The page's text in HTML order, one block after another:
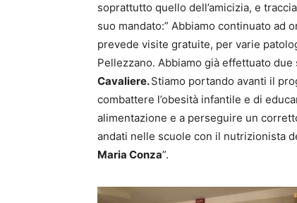
soprattutto quello dell’amicizia, e
suo mandato:” Abbiamo continuato ad
prevede visite gratuite, per varie
Pellezzano. Abbiamo già effettuato
Cavaliere.Stiamo portando avanti il
combattere l’obesità infantile e di
alimentazione e a perseguire un
andati nelle scuole con il nutrizionista
Maria Conza”.